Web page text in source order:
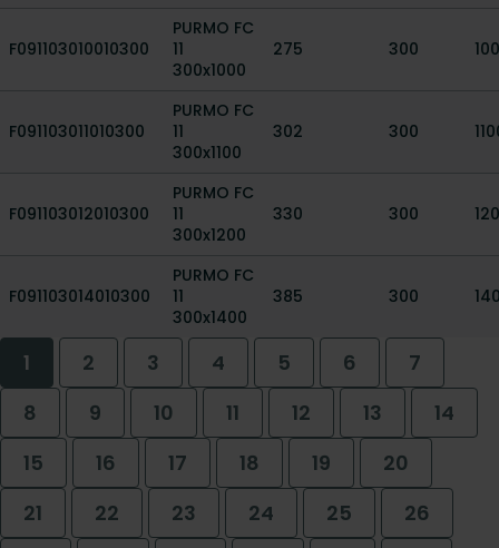
F091103010010300
PURMO FC
11
300x1000
275 300
F091103011010300
PURMO FC
11
300x1100
302 300
F091103012010300
PURMO FC
11
300x1200
330 300
F091103014010300
PURMO FC
11
300x1400
385 300
1 2 3 4 5 6
7
8
9 10 11 12 13
14
15
16 17 18 19
20
21
22 23 24 25
26